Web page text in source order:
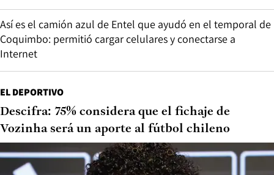
Así es el camión azul de Entel que ayudó en el temporal de
Coquimbo: permitió cargar celulares y conectarse a
Internet
EL DEPORTIVO
Descifra: 75% considera que el fichaje de
Vozinha será un aporte al fútbol chileno